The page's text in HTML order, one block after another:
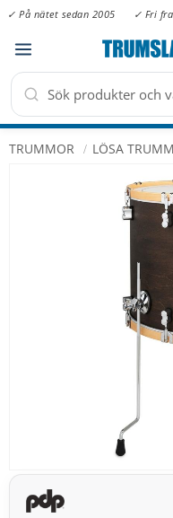
Meny
✓ På nätet sedan 2005 ✓ Fri
TRUMMOR LÖSA